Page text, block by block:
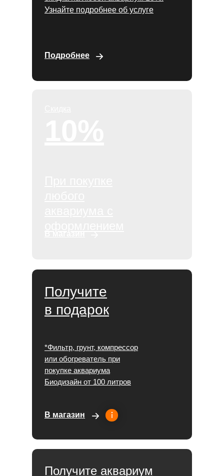
Получите аквариум
Получите
в подарок
В магазин
*Фильтр, грунт, компрессор
или обогреватель при
покупке аквариума
Биодизайн от 100 литров
Узнайте подробнее об услуге
Подробнее